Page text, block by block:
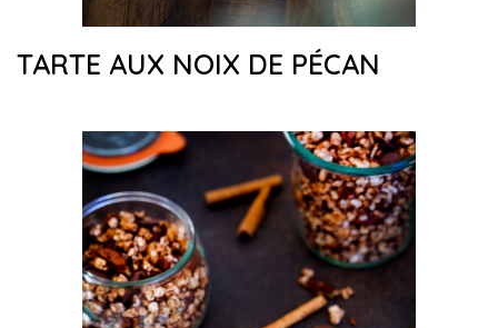
TARTE AUX NOIX DE PÉCAN